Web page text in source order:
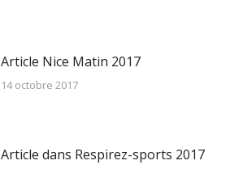
Article Nice Matin 2017
14 octobre 2017
Article dans Respirez-sports 2017